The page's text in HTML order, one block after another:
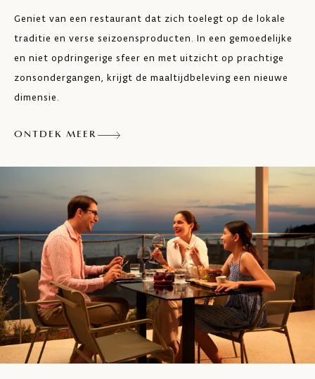
Geniet van een restaurant dat zich toelegt op de lokale
traditie en verse seizoensproducten. In een gemoedelijke
en niet opdringerige sfeer en met uitzicht op prachtige
zonsondergangen, krijgt de maaltijdbeleving een nieuwe
dimensie.
ONTDEK MEER